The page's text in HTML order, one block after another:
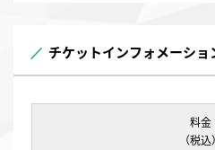
チケットインフォメーショ
料金
（税込）